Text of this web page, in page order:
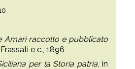
Amari raccolto e pubblicato
e c., 1896
per la Storia patria, in